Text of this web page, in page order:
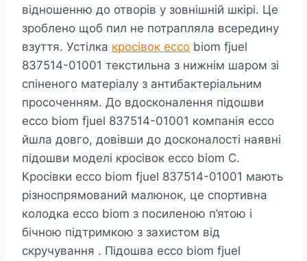
відношенню до отворів у зовнішній шкірі. Це
зроблено щоб пил не потрапляла всередину
взуття. Устілка кросівок ecco biom fjuel
837514-01001 текстильна з нижнім шаром зі
спіненого матеріалу з антибактеріальним
просоченням. До вдосконалення підошви
ecco biom fjuel 837514-01001 компанія ecco
йшла довго, довівши до досконалості наявні
підошви моделі кросівок ecco biom C.
Кросівки ecco biom fjuel 837514-01001 мають
різноспрямований малюнок, це спортивна
колодка ecco biom з посиленою п’ятою і
бічною підтримкою з захистом від
скручування . Підошва ecco biom fjuel